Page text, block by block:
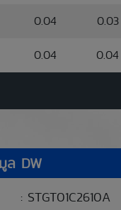
0.04 0.03
0.04 0.04
ล DW
: STGT01C2610A